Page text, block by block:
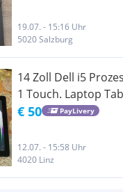
19.07. - 15:16 Uhr
5020 Salzburg
14 Zoll Dell i5
1 Touch. Laptop
Sim Karte defekt für
€ 50 PayLivery
12.07. - 15:58 Uhr
4020 Linz